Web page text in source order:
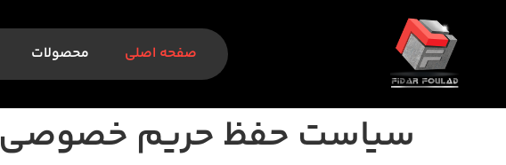
صفحه اصلی محصولات
سیاست حفظ حریم خصوصی